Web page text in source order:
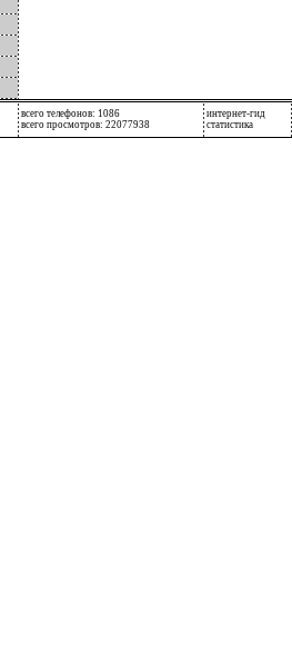
всего телефонов: 1086
всего просмотров: 22077938
интернет-гид
статистика